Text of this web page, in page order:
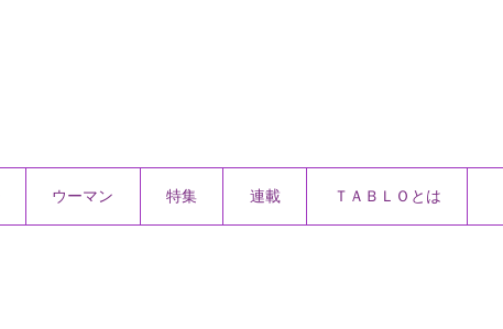
ウーマン 特集 連載 ＴＡＢＬＯとは